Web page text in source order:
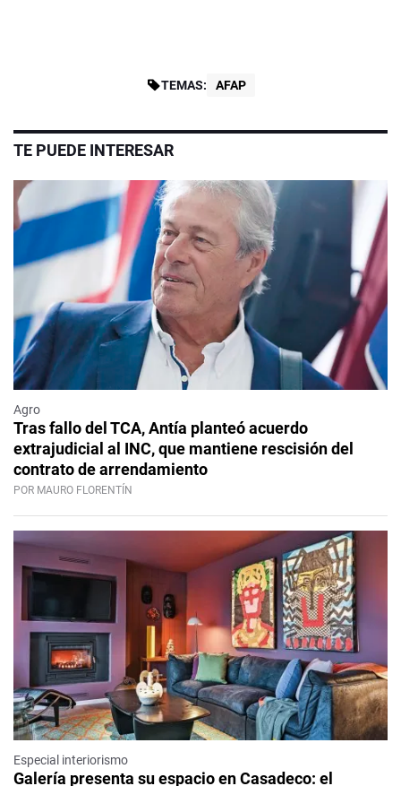
TEMAS: AFAP
TE PUEDE INTERESAR
Agro
Tras fallo del TCA, Antía planteó acuerdo
extrajudicial al INC, que mantiene rescisión del
contrato de arrendamiento
POR MAURO FLORENTÍN
Especial interiorismo
Galería presenta su espacio en Casadeco: el